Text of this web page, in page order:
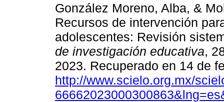
González Moreno, Alba, &
Recursos de intervención
adolescentes: Revisión
de investigación educativa,
2023. Recuperado en 14 de
http://www.scielo.org.mx/